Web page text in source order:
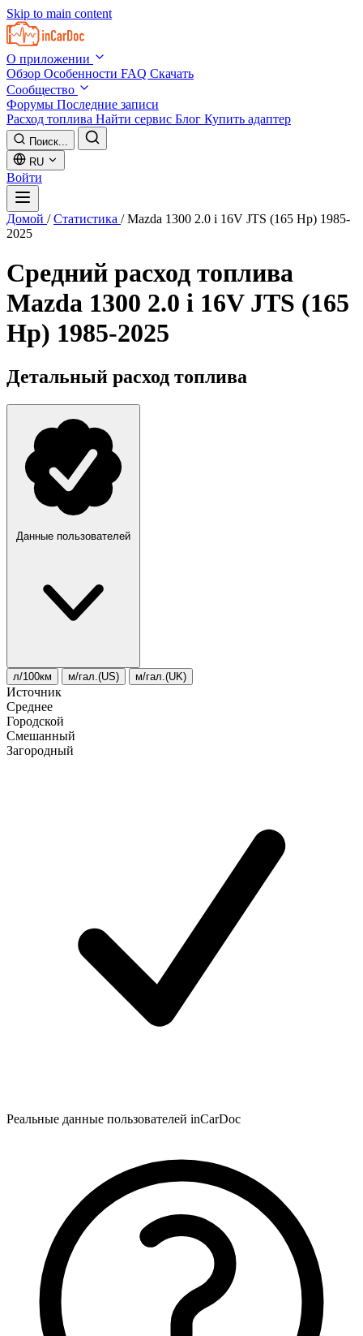
Skip to main content
О приложении
Обзор Особенности FAQ Скачать
Сообщество
Форумы Последние записи
Расход топлива Найти сервис Блог Купить адаптер
Поиск...
RU
Войти
Домой / Статистика / Mazda 1300 2.0 i 16V JTS (165 Hp) 1985-
2025
Средний расход топлива
Mazda 1300 2.0 i 16V JTS (165
Hp) 1985-2025
Детальный расход топлива
Данные пользователей
л/100км м/гал.(US) м/гал.(UK)
Источник
Среднее
Городской
Смешанный
Загородный
Реальные данные пользователей inCarDoc